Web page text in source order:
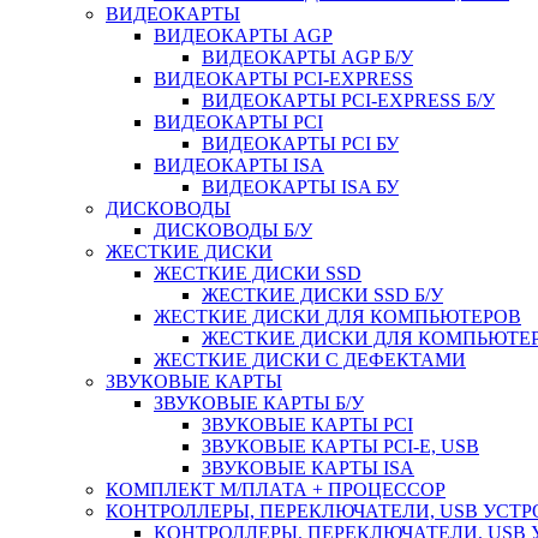
ВИДЕОКАРТЫ
ВИДЕОКАРТЫ AGP
ВИДЕОКАРТЫ AGP Б/У
ВИДЕОКАРТЫ PCI-EXPRESS
ВИДЕОКАРТЫ PCI-EXPRESS Б/У
ВИДЕОКАРТЫ PCI
ВИДЕОКАРТЫ PCI БУ
ВИДЕОКАРТЫ ISA
ВИДЕОКАРТЫ ISA БУ
ДИСКОВОДЫ
ДИСКОВОДЫ Б/У
ЖЕСТКИЕ ДИСКИ
ЖЕСТКИЕ ДИСКИ SSD
ЖЕСТКИЕ ДИСКИ SSD Б/У
ЖЕСТКИЕ ДИСКИ ДЛЯ КОМПЬЮТЕРОВ
ЖЕСТКИЕ ДИСКИ ДЛЯ
ЖЕСТКИЕ ДИСКИ С ДЕФЕКТАМИ
ЗВУКОВЫЕ КАРТЫ
ЗВУКОВЫЕ КАРТЫ Б/У
ЗВУКОВЫЕ КАРТЫ PCI
ЗВУКОВЫЕ КАРТЫ PCI-E, USB
ЗВУКОВЫЕ КАРТЫ ISA
КОМПЛЕКТ М/ПЛАТА + ПРОЦЕССОР
КОНТРОЛЛЕРЫ, ПЕРЕКЛЮЧАТЕЛИ, USB
КОНТРОЛЛЕРЫ, ПЕРЕКЛЮЧАТЕЛИ, USB